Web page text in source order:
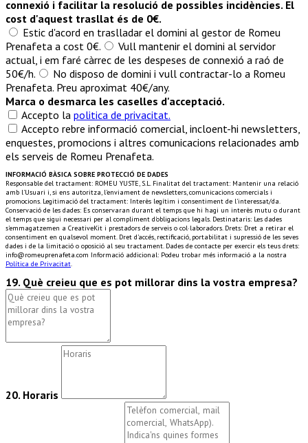
connexió i facilitar la resolució de possibles incidències. El
cost d'aquest trasllat és de 0€.
Estic d'acord en traslladar el domini al gestor de Romeu
Prenafeta a cost 0€.
Vull mantenir el domini al servidor
actual, i em faré càrrec de les despeses de connexió a raó de
50€/h.
No disposo de domini i vull contractar-lo a Romeu
Prenafeta. Preu aproximat 40€/any.
Marca o desmarca les caselles d'acceptació.
Accepto la politica de privacitat.
Accepto rebre informació comercial, incloent-hi newsletters,
enquestes, promocions i altres comunicacions relacionades amb
els serveis de Romeu Prenafeta.
INFORMACIÓ BÀSICA SOBRE PROTECCIÓ DE DADES
Responsable del tractament: ROMEU YUSTE, S.L. Finalitat del tractament: Mantenir una relació
amb l'Usuari i, si ens autoritza, l'enviament de newsletters, comunicacions comercials i
promocions. Legitimació del tractament: Interès legítim i consentiment de l'interessat/da.
Conservació de les dades: Es conservaran durant el temps que hi hagi un interès mutu o durant
el temps que sigui necessari per al compliment d'obligacions legals. Destinataris: Les dades
s'emmagatzemen a ​CreativeKit i prestadors de serveis o col·laboradors. Drets: Dret a retirar el
consentiment en qualsevol moment. Dret d'accés, rectificació, portabilitat i supressió de les seves
dades i de la limitació o oposició al seu tractament. Dades de contacte per exercir els teus drets:
info@romeuprenafeta.com Informació addicional: Podeu trobar més informació a la nostra
Política de Privacitat.
19. Què creieu que es pot millorar dins la vostra empresa?
20. Horaris